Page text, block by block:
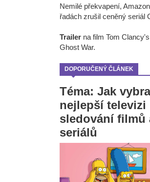
Nemilé překvapení,
řadách zrušil ceněný seriál
Trailer na film Tom
Ghost War.
DOPORUČENÝ ČLÁNEK
Téma: Jak
nejlepší televizi
sledování filmů
seriálů